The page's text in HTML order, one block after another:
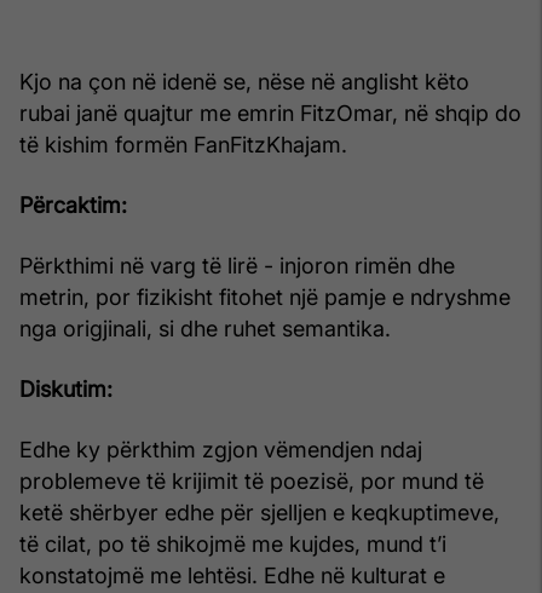
Kjo na çon në idenë se, nëse në anglisht këto
rubai janë quajtur me emrin FitzOmar, në shqip do
të kishim formën FanFitzKhajam.
Përcaktim:
Përkthimi në varg të lirë - injoron rimën dhe
metrin, por fizikisht fitohet një pamje e ndryshme
nga origjinali, si dhe ruhet semantika.
Diskutim:
Edhe ky përkthim zgjon vëmendjen ndaj
problemeve të krijimit të poezisë, por mund të
ketë shërbyer edhe për sjelljen e keqkuptimeve,
të cilat, po të shikojmë me kujdes, mund t’i
konstatojmë me lehtësi. Edhe në kulturat e